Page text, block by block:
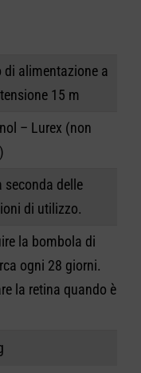
di alimentazione a
15 m
– Lurex (non
seconda delle
di utilizzo.
la bombola di
ogni 28 giorni.
la retina quando è